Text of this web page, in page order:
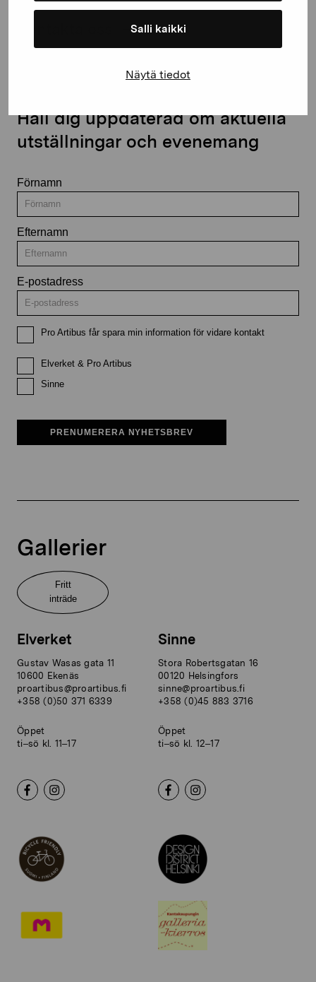
Salli kaikki
Näytä tiedot
Håll dig uppdaterad om aktuella
utställningar och evenemang
Förnamn
Efternamn
E-postadress
Pro Artibus får spara min information för vidare kontakt
Elverket & Pro Artibus
Sinne
PRENUMERERA NYHETSBREV
Gallerier
Fritt
inträde
Elverket
Gustav Wasas gata 11
10600 Ekenäs
proartibus@proartibus.fi
+358 (0)50 371 6339
Öppet
ti–sö kl. 11–17
Sinne
Stora Robertsgatan 16
00120 Helsingfors
sinne@proartibus.fi
+358 (0)45 883 3716
Öppet
ti–sö kl. 12–17